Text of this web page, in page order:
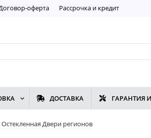
оферта Рассрочка и кредит
ДОСТАВКА ГАРАНТИЯ
Двери регионов